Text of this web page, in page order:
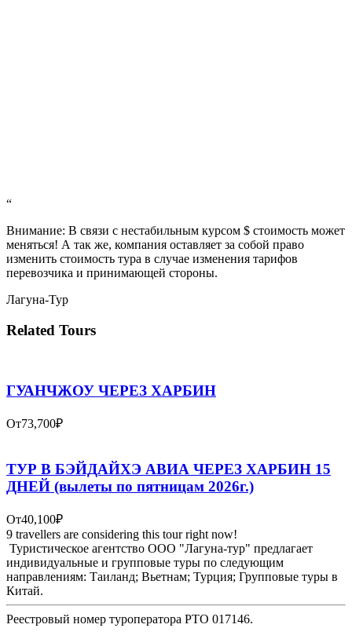
“
Внимание: В связи с нестабильным курсом $ стоимость может
меняться! А так же, компания оставляет за собой право
изменить стоимость тура в случае изменения тарифов
перевозчика и принимающей стороны.
Лагуна-Тур
Related Tours
ГУАНЧЖОУ ЧЕРЕЗ ХАРБИН
От73,700₽
ТУР В БЭЙДАЙХЭ АВИА ЧЕРЕЗ ХАРБИН 15
ДНЕЙ (вылеты по пятницам 2026г.)
От40,100₽
9 travellers are considering this tour right now!
Туристическое агентство ООО "Лагуна-тур" предлагает
индивидуальные и групповые туры по следующим
направлениям: Таиланд; Вьетнам; Турция; Групповые туры в
Китай.
Реестровый номер туроператора РТО 017146.